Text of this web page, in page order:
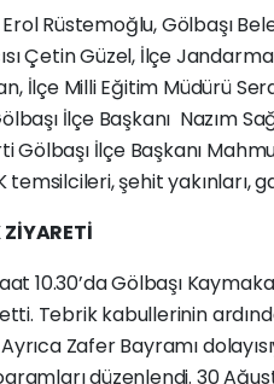
Rüstemoğlu, Gölbaşı
Çetin Güzel, İlçe
İlçe Milli Eğitim Müdürü
İlçe Başkanı Nazım
İlçe Başkanı
şehit yakınları,
ZİYARETİ
10.30’da Gölbaşı
Tebrik kabullerinin
Zafer Bayramı
düzenlendi. 30